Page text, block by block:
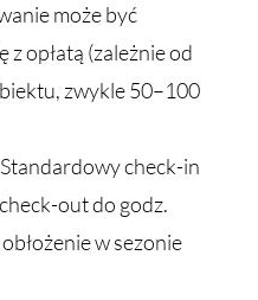
może być
z opłatą (zależnie od
zwykle 50–100
check-in
out do godz.
w sezonie